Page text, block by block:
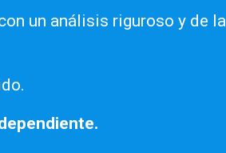
un análisis riguroso y de la